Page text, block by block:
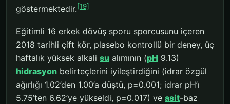
göstermektedir.[19]
Eğitimli 16 erkek dövüş sporu sporcusunu içeren
2018 tarihli çift kör, plasebo kontrollü bir deney, üç
haftalık yüksek alkali su alımının (pH 9.13)
hidrasyon belirteçlerini iyileştirdiğini (idrar özgül
ağırlığı 1.02’den 1.00’a düştü, p=0.001; idrar pH’ı
5.75’ten 6.62’ye yükseldi, p=0.017) ve asit-baz